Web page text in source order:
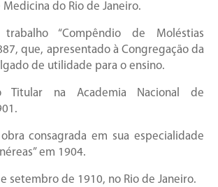
Medicina do Rio de Janeiro.
“Compêndio de Moléstias
que, apresentado à Congregação da
de utilidade para o ensino.
Titular na Academia Nacional de
consagrada em sua especialidade
em 1904.
setembro de 1910, no Rio de Janeiro.